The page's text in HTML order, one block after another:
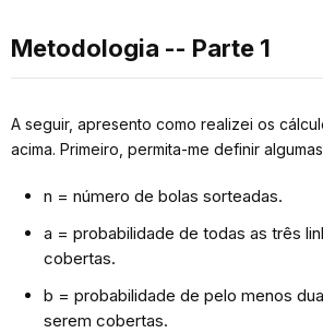
Metodologia -- Parte 1
A seguir, apresento como realizei os
acima. Primeiro, permita-me definir
n = número de bolas sorteadas.
a = probabilidade de todas as três
cobertas.
b = probabilidade de pelo menos
serem cobertas.